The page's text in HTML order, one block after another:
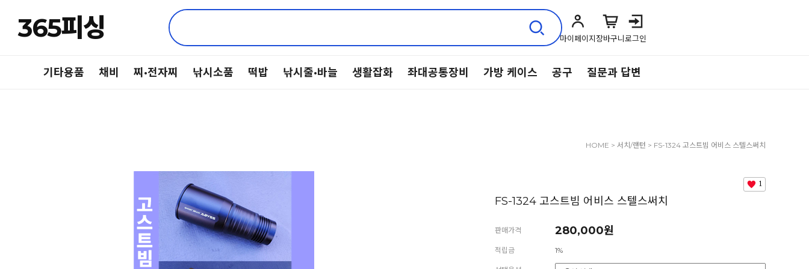
365피싱 마이페이지장바구니로그인
기타용품 채비 찌·전자찌 낚시소품 떡밥 낚시줄·바늘 생활잡화 좌대공통장비 가방 케이스 공구 질문과 답변
HOME > 서치/랜턴 > FS-1324 고스트빔 어비스 스텔스써치
1
FS-1324 고스트빔 어비스 스텔스써치
판매가격 280,000원
적립금 1%